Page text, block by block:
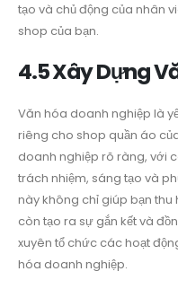
tạo và chủ động của nhân
shop của bạn.
4.5 Xây Dựng
Văn hóa doanh nghiệp là
riêng cho shop quần áo
doanh nghiệp rõ ràng, với
trách nhiệm, sáng tạo và
này không chỉ giúp bạn
còn tạo ra sự gắn kết và
xuyên tổ chức các hoạt
hóa doanh nghiệp.